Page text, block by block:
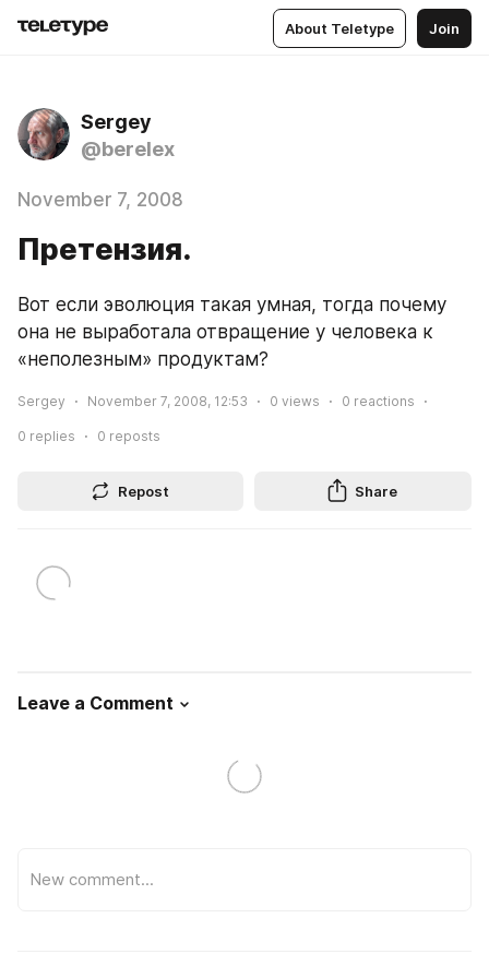
About Teletype Join
Sergey
@berelex
November 7, 2008
Претензия.
Вот если эволюция такая умная, тогда почему
она не выработала отвращение у человека к
«неполезным» продуктам?
Sergey November 7, 2008, 12:53 0 views 0 reactions
0 replies 0 reposts
Repost Share
Leave a Comment